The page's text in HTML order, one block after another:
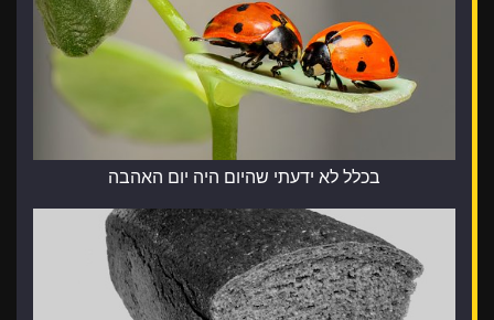
בכלל לא ידעתי שהיום היה יום האהבה